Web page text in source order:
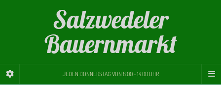
Salzwedeler
Bauernmarkt
JEDEN DONNERSTAG VON 8:00 - 14:00 UHR